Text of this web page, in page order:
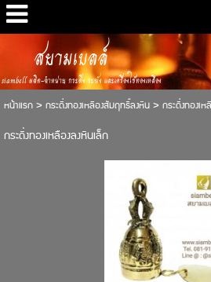
สยามเบลล์
siambell ผลิต-จำหน่าย กระดิ่ง ระฆัง และเครื่องใช้ทองเหลือง
หน้าแรก> กระดิ่งทองเหลืองสัมฤทธิ์ลงหิน> กระดิ่งทองเ
กระดิ่งทองเหลืองลงหินเล็ก